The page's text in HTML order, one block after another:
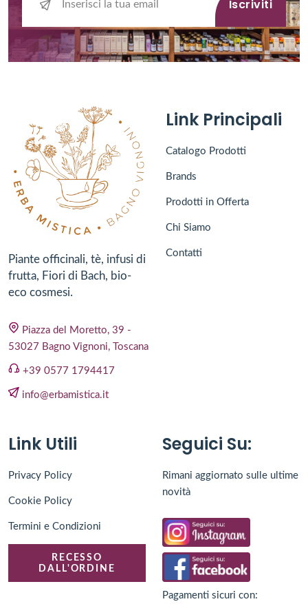
Iscriviti
Piante officinali, tè, infusi di
frutta, Fiori di Bach, bio-
eco cosmesi.
Piazza del Moretto, 39 -
53027 Bagno Vignoni, Toscana
+39 0577 1794417
info@erbamistica.it
Link Principali
Catalogo Prodotti
Brands
Prodotti in Offerta
Chi Siamo
Contatti
Link Utili
Privacy Policy
Cookie Policy
Termini e Condizioni
RECESSO
DALL'ORDINE
Seguici Su:
Rimani aggiornato sulle ultime
novità
Pagamenti sicuri con: